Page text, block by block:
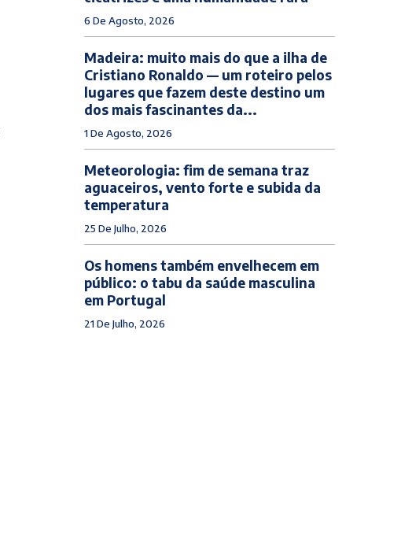
6 De Agosto, 2026
Madeira: muito mais do que a ilha de
Cristiano Ronaldo — um roteiro pelos
lugares que fazem deste destino um
dos mais fascinantes da...
1 De Agosto, 2026
Meteorologia: fim de semana traz
aguaceiros, vento forte e subida da
temperatura
25 De Julho, 2026
Os homens também envelhecem em
público: o tabu da saúde masculina
em Portugal
21 De Julho, 2026